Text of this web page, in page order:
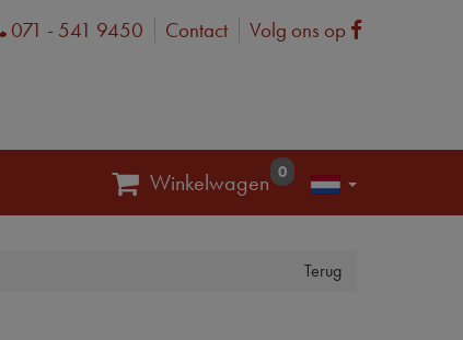
Phone
071 - 541 9450 Contact Volg ons op Facebook
Winkelwagen 0
Terug